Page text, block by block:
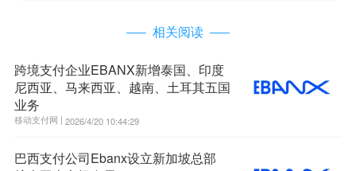
相关阅读
跨境支付企业EBANX新增泰国、印度
尼西亚、马来西亚、越南、土耳其五国
业务
移动支付网 | 2026/4/20 10:44:29
巴西支付公司Ebanx设立新加坡总部